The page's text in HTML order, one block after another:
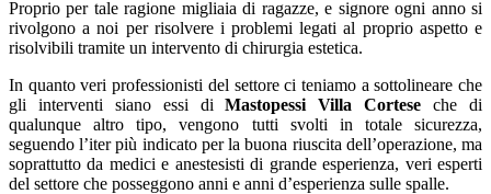
Proprio per tale ragione migliaia di ragazze, e signore ogni anno si
rivolgono a noi per risolvere i problemi legati al proprio aspetto e
risolvibili tramite un intervento di chirurgia estetica.
In quanto veri professionisti del settore ci teniamo a sottolineare che
gli interventi siano essi diMastopessi Villa Cortese che di
qualunque altro tipo, vengono tutti svolti in totale sicurezza,
seguendo l’iter più indicato per la buona riuscita dell’operazione, ma
soprattutto da medici e anestesisti di grande esperienza, veri esperti
del settore che posseggono anni e anni d’esperienza sulle spalle.